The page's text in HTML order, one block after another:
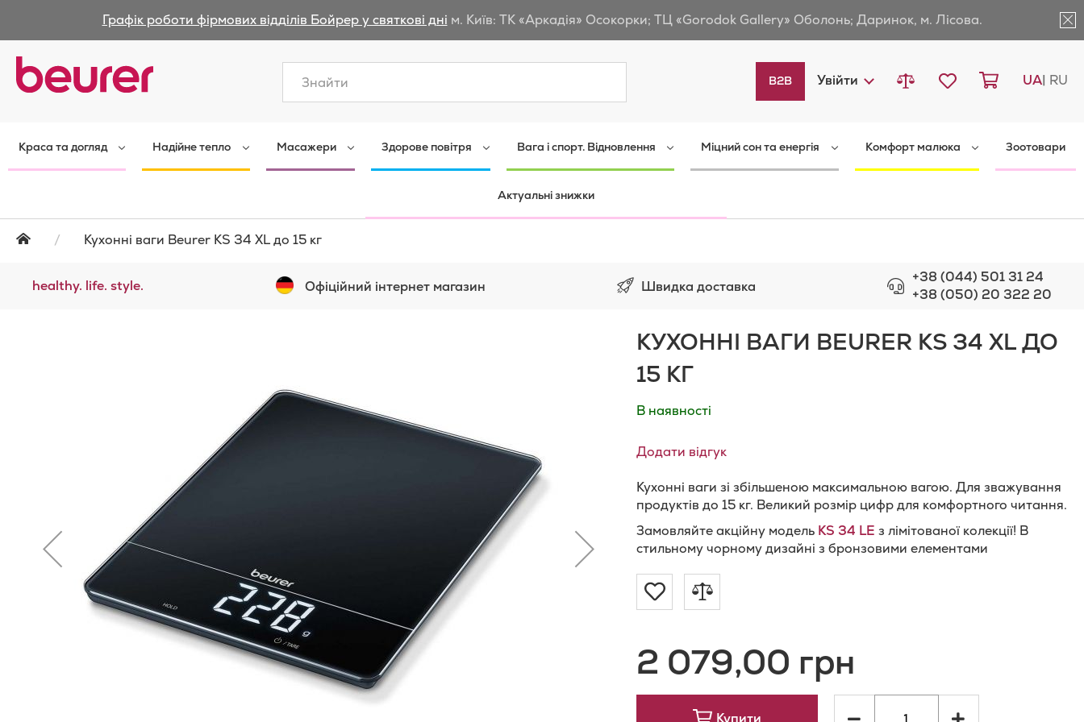
Графік роботи фірмових відділів Бойрер у святкові дні м. Київ: ТК «Аркадія» Осокорки; ТЦ «Gorodok Gallery» Оболонь; Даринок, м. Лісова.
Language
UA RU
Кошик
Мій список бажань
Увійти Порівняти товари
B2B
Пошук
Закрити
Краса та догляд Надійне тепло Масажери Здорове повітря Вага і спорт. Відновлення Міцний сон та енергія Комфорт малюка Зоотовари
Актуальні знижки
Кухонні ваги Beurer KS 34 XL до 15 кг
healthy. life. style. Офіційний інтернет магазин Швидка доставка
+38 (044) 501 31 24
+38 (050) 20 322 20
КУХОННІ ВАГИ BEURER KS 34 XL ДО
15 КГ
В наявності
Додати відгук
Кухонні ваги зі збільшеною максимальною вагою. Для зважування
продуктів до 15 кг. Великий розмір цифр для комфортного читання.
Замовляйте акційну модель KS 34 LE з лімітованої колекції! В
стильному чорному дизайні з бронзовими елементами
Додати
Списку
Бажань
Додати
порівняння
2 079,00 грн